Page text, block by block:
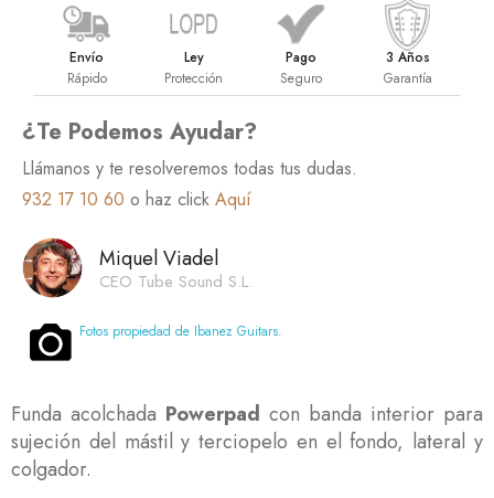
Envío
Rápido
Ley
Protección
Pago
Seguro
3 Años
Garantía
¿Te Podemos Ayudar?
Llámanos y te resolveremos todas tus dudas.
932 17 10 60 o haz click Aquí
Miquel Viadel
CEO Tube Sound S.L.
Fotos propiedad de Ibanez Guitars.
Funda acolchada Powerpad con banda interior para
sujeción del mástil y terciopelo en el fondo, lateral y
colgador.